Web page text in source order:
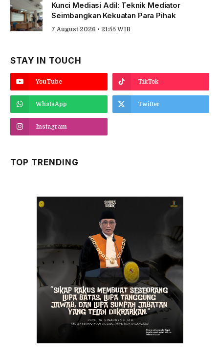
Kunci Mediasi Adil: Teknik Mediator
Seimbangkan Kekuatan Para Pihak
7 August 2026 • 21:55 WIB
STAY IN TOUCH
YouTube TikTok
WhatsApp Twitter
Instagram
TOP TRENDING